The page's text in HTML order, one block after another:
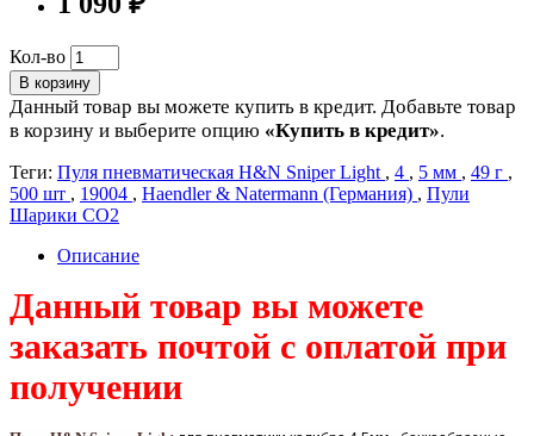
Кол-во
В корзину
Данный товар вы можете купить в кредит. Добавьте товар
в корзину и выберите опцию «Купить в кредит».
Теги: Пуля пневматическая H&N Sniper Light , 4 , 5 мм , 49 г ,
500 шт , 19004 , Haendler & Natermann (Германия) , Пули
Шарики СО2
Описание
Данный товар вы можете
заказать почтой с оплатой при
получении